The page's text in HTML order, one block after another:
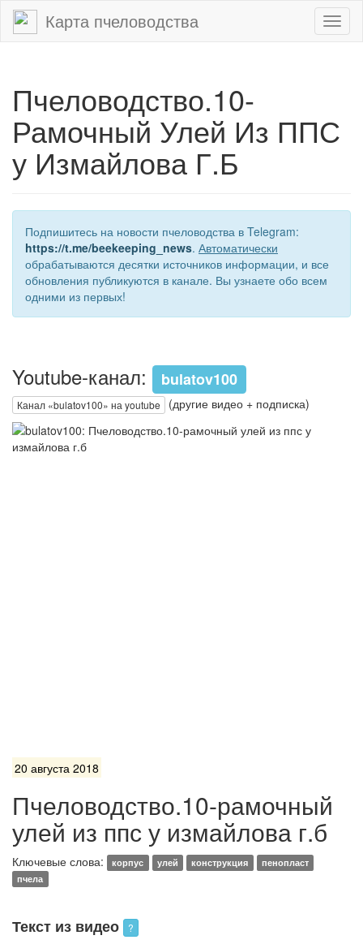
Карта пчеловодства
Пчеловодство.10-
Рамочный Улей Из ППС
у Измайлова Г.Б
Подпишитесь на новости пчеловодства в Telegram:
https://t.me/beekeeping_news. Автоматически
обрабатываются десятки источников информации, и все
обновления публикуются в канале. Вы узнаете обо всем
одними из первых!
Youtube-канал: bulatov100
Канал «bulatov100» на youtube (другие видео + подписка)
20 августа 2018
Пчеловодство.10-рамочный
улей из ппс у измайлова г.б
Ключевые слова: корпус улей конструкция
пенопласт
пчела
Текст из видео ?